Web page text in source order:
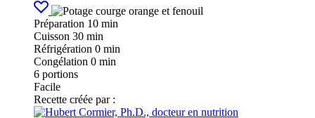
Préparation 10 min
Cuisson 30 min
Réfrigération 0 min
Congélation 0 min
6 portions
Facile
Recette créée par :